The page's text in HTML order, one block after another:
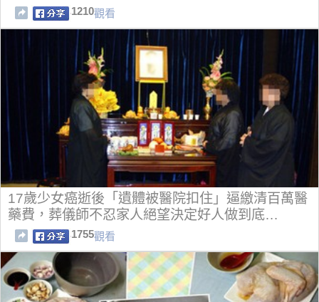
1210觀看
17歲少女癌逝後「遺體被醫院扣住」逼繳清百萬醫
藥費，葬儀師不忍家人絕望決定好人做到底…
1755觀看